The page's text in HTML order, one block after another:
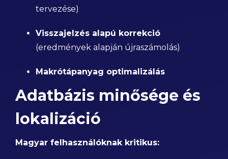
tervezése)
Visszajelzés alapú korrekció
(eredmények alapján újraszámolás)
Makrótápanyag optimalizálás
Adatbázis minősége és
lokalizáció
Magyar felhasználóknak kritikus: